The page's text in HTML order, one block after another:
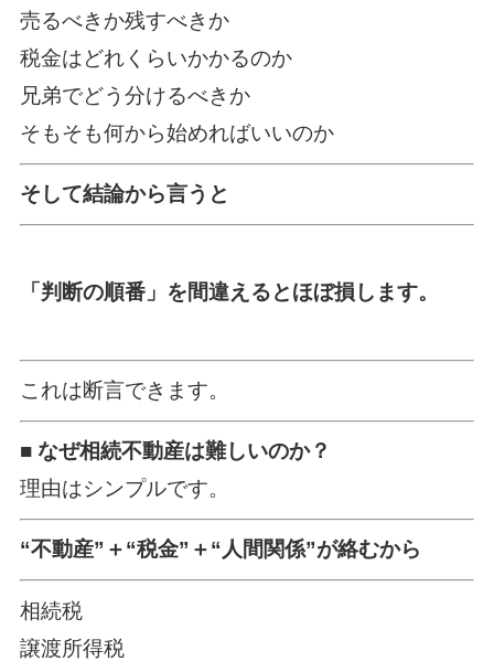
売るべきか残すべきか
税金はどれくらいかかるのか
兄弟でどう分けるべきか
そもそも何から始めればいいのか
そして結論から言うと
「判断の順番」を間違えるとほぼ損します。
これは断言できます。
■ なぜ相続不動産は難しいのか？
理由はシンプルです。
“不動産”＋“税金”＋“人間関係”が絡むから
相続税
譲渡所得税